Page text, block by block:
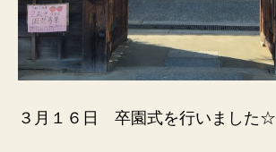
３月１６日 卒園式を行いました☆